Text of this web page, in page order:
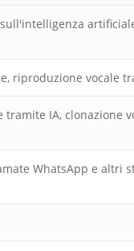
riproduzione vocale
IA, clonazione
WhatsApp e